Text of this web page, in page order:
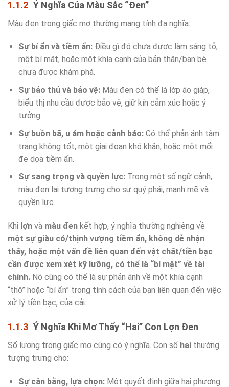
Ý Nghĩa Của Màu Sắc “Đen”
Màu đen trong giấc mơ thường mang tính đa nghĩa:
Sự bí ẩn và tiềm ẩn:Điều gì đó chưa được làm sáng tỏ,
một bí mật, hoặc một khía cạnh của bản thân/bạn bè
chưa được khám phá.
Sự bảo thủ và bảo vệ:Màu đen có thể là lớp áo giáp,
biểu thị nhu cầu được bảo vệ, giữ kín cảm xúc hoặc ý
tưởng.
Sự buồn bã, u ám hoặc cảnh báo:Có thể phản ánh tâm
trạng không tốt, một giai đoạn khó khăn, hoặc một mối
đe dọa tiềm ẩn.
Sự sang trọng và quyền lực:Trong một số ngữ cảnh,
màu đen lại tượng trưng cho sự quý phái, mạnh mẽ và
quyền lực.
Khi lợn và màu đen kết hợp, ý nghĩa thường nghiêng về
một sự giàu có/thịnh vượng tiềm ẩn, không dễ nhận
thấy, hoặc một vấn đề liên quan đến vật chất/tiền bạc
cần được xem xét kỹ lưỡng, có thể là “bí mật” về tài
chính. Nó cũng có thể là sự phản ánh về một khía cạnh
“thô” hoặc “bí ẩn” trong tính cách của bạn liên quan đến việc
xử lý tiền bạc, của cải.
Ý Nghĩa Khi Mơ Thấy “Hai” Con Lợn Đen
Số lượng trong giấc mơ cũng có ý nghĩa. Con số hai thường
tượng trưng cho:
Sự cân bằng, lựa chọn:Một quyết định giữa hai phương